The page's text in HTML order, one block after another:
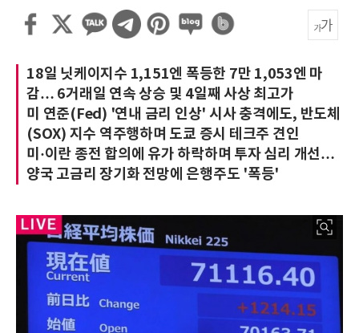
18일 닛케이지수 1,151엔 폭등한 7만 1,053엔 마
감… 6거래일 연속 상승 및 4일째 사상 최고가
미 연준(Fed) '연내 금리 인상' 시사 충격에도, 반도체
(SOX) 지수 역주행하며 도쿄 증시 테크주 견인
미·이란 종전 합의에 유가 하락하며 투자 심리 개선…
양국 고금리 장기화 전망에 은행주도 '폭등'